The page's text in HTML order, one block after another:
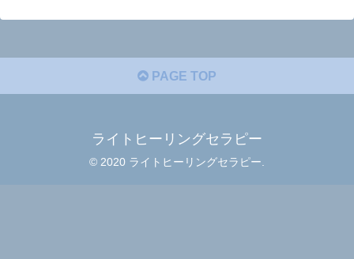
PAGE TOP
ライトヒーリングセラピー
© 2020 ライトヒーリングセラピー.